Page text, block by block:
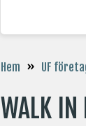
Hem » UF
WALK IN